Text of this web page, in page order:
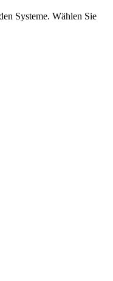
Systeme. Wählen Sie